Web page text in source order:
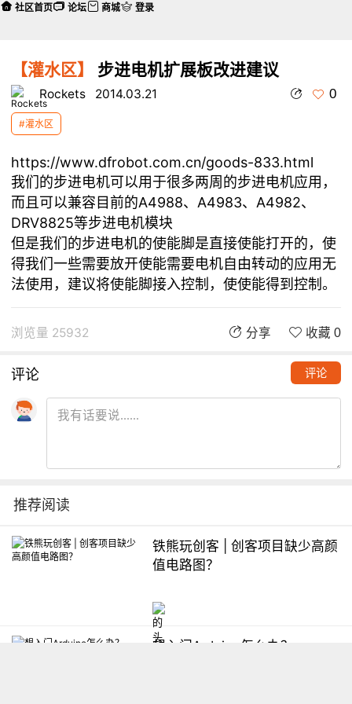
【灌水区】 步进电机扩展板改进建议
Rockets 2014.03.21 0
#灌水区
https://www.dfrobot.com.cn/goods-833.html
我们的步进电机可以用于很多两周的步进电机应用，
而且可以兼容目前的A4988、A4983、A4982、
DRV8825等步进电机模块
但是我们的步进电机的使能脚是直接使能打开的，使
得我们一些需要放开使能需要电机自由转动的应用无
法使用，建议将使能脚接入控制，使使能得到控制。
浏览量 25932 分享 收藏 0
评论 评论
推荐阅读
铁熊玩创客 | 创客项目缺少高颜
值电路图？
想入门Arduino怎么办？
社区首页 论坛 商城 登录